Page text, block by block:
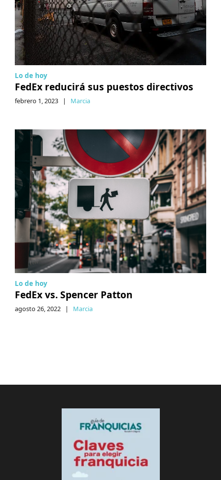
Lo de hoy
FedEx reducirá sus puestos directivos
febrero 1, 2023 | Marcia
Lo de hoy
FedEx vs. Spencer Patton
agosto 26, 2022 | Marcia